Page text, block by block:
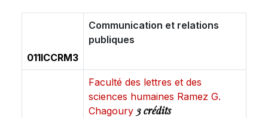
011ICCRM3
Communication et relations
publiques
Faculté des lettres et des
sciences humaines Ramez G.
Chagoury 3 crédits